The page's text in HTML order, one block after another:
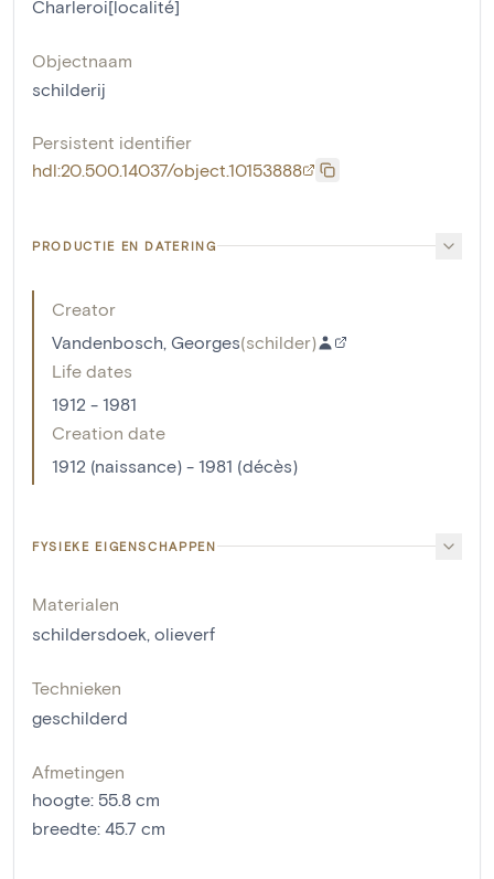
Charleroi[localité]
Objectnaam
schilderij
Persistent identifier
hdl:20.500.14037/object.10153888
PRODUCTIE EN DATERING
Creator
Vandenbosch, Georges(schilder)
Life dates
1912 - 1981
Creation date
1912 (naissance) - 1981 (décès)
FYSIEKE EIGENSCHAPPEN
Materialen
schildersdoek olieverf
Technieken
geschilderd
Afmetingen
hoogte: 55.8 cm
breedte: 45.7 cm